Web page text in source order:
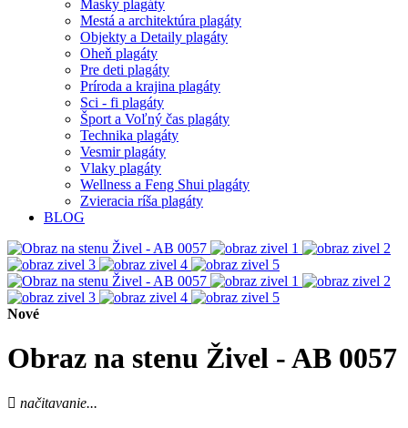
Masky plagáty
Mestá a architektúra plagáty
Objekty a Detaily plagáty
Oheň plagáty
Pre deti plagáty
Príroda a krajina plagáty
Sci - fi plagáty
Šport a Voľný čas plagáty
Technika plagáty
Vesmir plagáty
Vlaky plagáty
Wellness a Feng Shui plagáty
Zvieracia ríša plagáty
BLOG
Nové
Obraz na stenu Živel - AB 0057
načitavanie...